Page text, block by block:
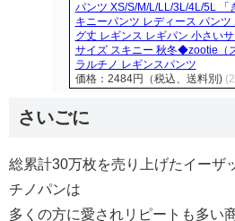
パンツ XS/S/M/L/LL/3L/4L/5L 「
キニーパンツ レディース パン
グ丈 レギンス レギパン 小さい
サイズ スキニー 秋冬◆zootie（
ラルチノ レギンスパンツ
価格：2484円（税込、送料別)
さいごに
総累計30万枚を売り上げたイーザ
チノパンは
多くの方に愛されリピートも多い